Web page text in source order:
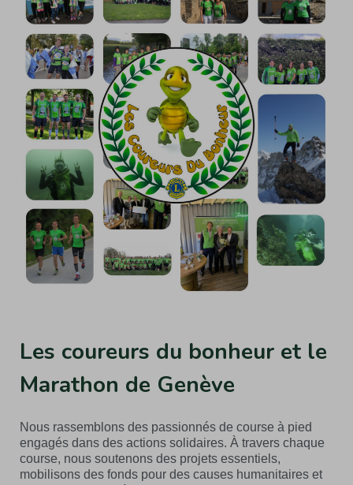
Les coureurs du bonheur et le
Marathon de Genève
Nous rassemblons des passionnés de course à pied
engagés dans des actions solidaires. À travers chaque
course, nous soutenons des projets essentiels,
mobilisons des fonds pour des causes humanitaires et